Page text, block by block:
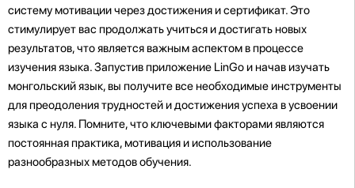
систему мотивации через достижения и сертификат. Это
стимулирует вас продолжать учиться и достигать новых
результатов, что является важным аспектом в процессе
изучения языка. Запустив приложение LinGo и начав изучать
монгольский язык, вы получите все необходимые инструменты
для преодоления трудностей и достижения успеха в усвоении
языка с нуля. Помните, что ключевыми факторами являются
постоянная практика, мотивация и использование
разнообразных методов обучения.